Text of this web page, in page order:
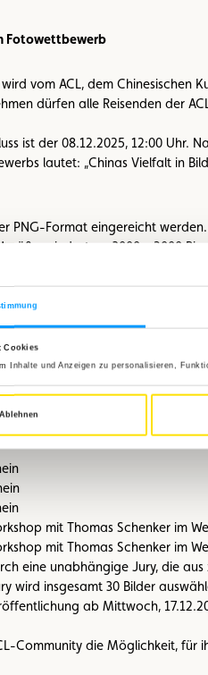
Cookies
Inhalte und Anzeigen zu personalisieren,
Ablehnen
Fotowettbewerb
vom ACL, dem Chinesischen
dürfen alle Reisenden der
ist der 08.12.2025, 12:00 Uhr.
lautet: „Chinas Vielfalt in
PNG-Format eingereicht werden.
mindestens 3000 x 2000
Rahmen oder
die Urheberrechte an den
IhremNamenund IhrerACL-
Bilder zu groß für den Versand
erhalten das Recht, die
unentgeltlich zu nutzen.
mit Thomas Schenker im
mit Thomas Schenker im
eine unabhängige Jury, die aus
wird insgesamt 30 Bilder
ab Mittwoch,
Community die Möglichkeit, für